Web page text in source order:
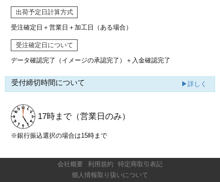
出荷予定日計算方式
受注確定日＋営業日＋加工日（ある場合）
受注確定日について
データ確認完了（イメージの承認完了） ＋入金確認完了
受付締切時間について ▶詳しく
17時まで （営業日のみ）
※銀行振込選択の場合は15時まで
会社概要 利用規約
特定商取引表記
個人情報取り扱いについて